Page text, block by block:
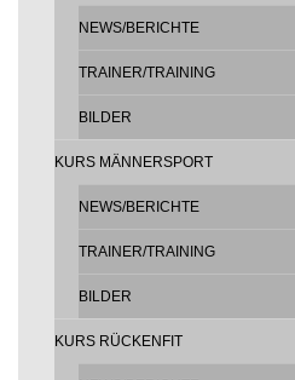
NEWS/BERICHTE
TRAINER/TRAINING
BILDER
KURS MÄNNERSPORT
NEWS/BERICHTE
TRAINER/TRAINING
BILDER
KURS RÜCKENFIT